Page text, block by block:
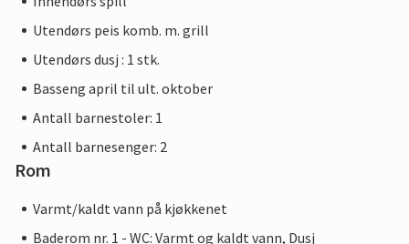
Utendørs peis komb. m. grill
Utendørs dusj : 1 stk.
Basseng april til ult. oktober
Antall barnestoler: 1
Antall barnesenger: 2
Rom
Varmt/kaldt vann på kjøkkenet
Baderom nr. 1 - WC: Varmt og kaldt vann, Dusj